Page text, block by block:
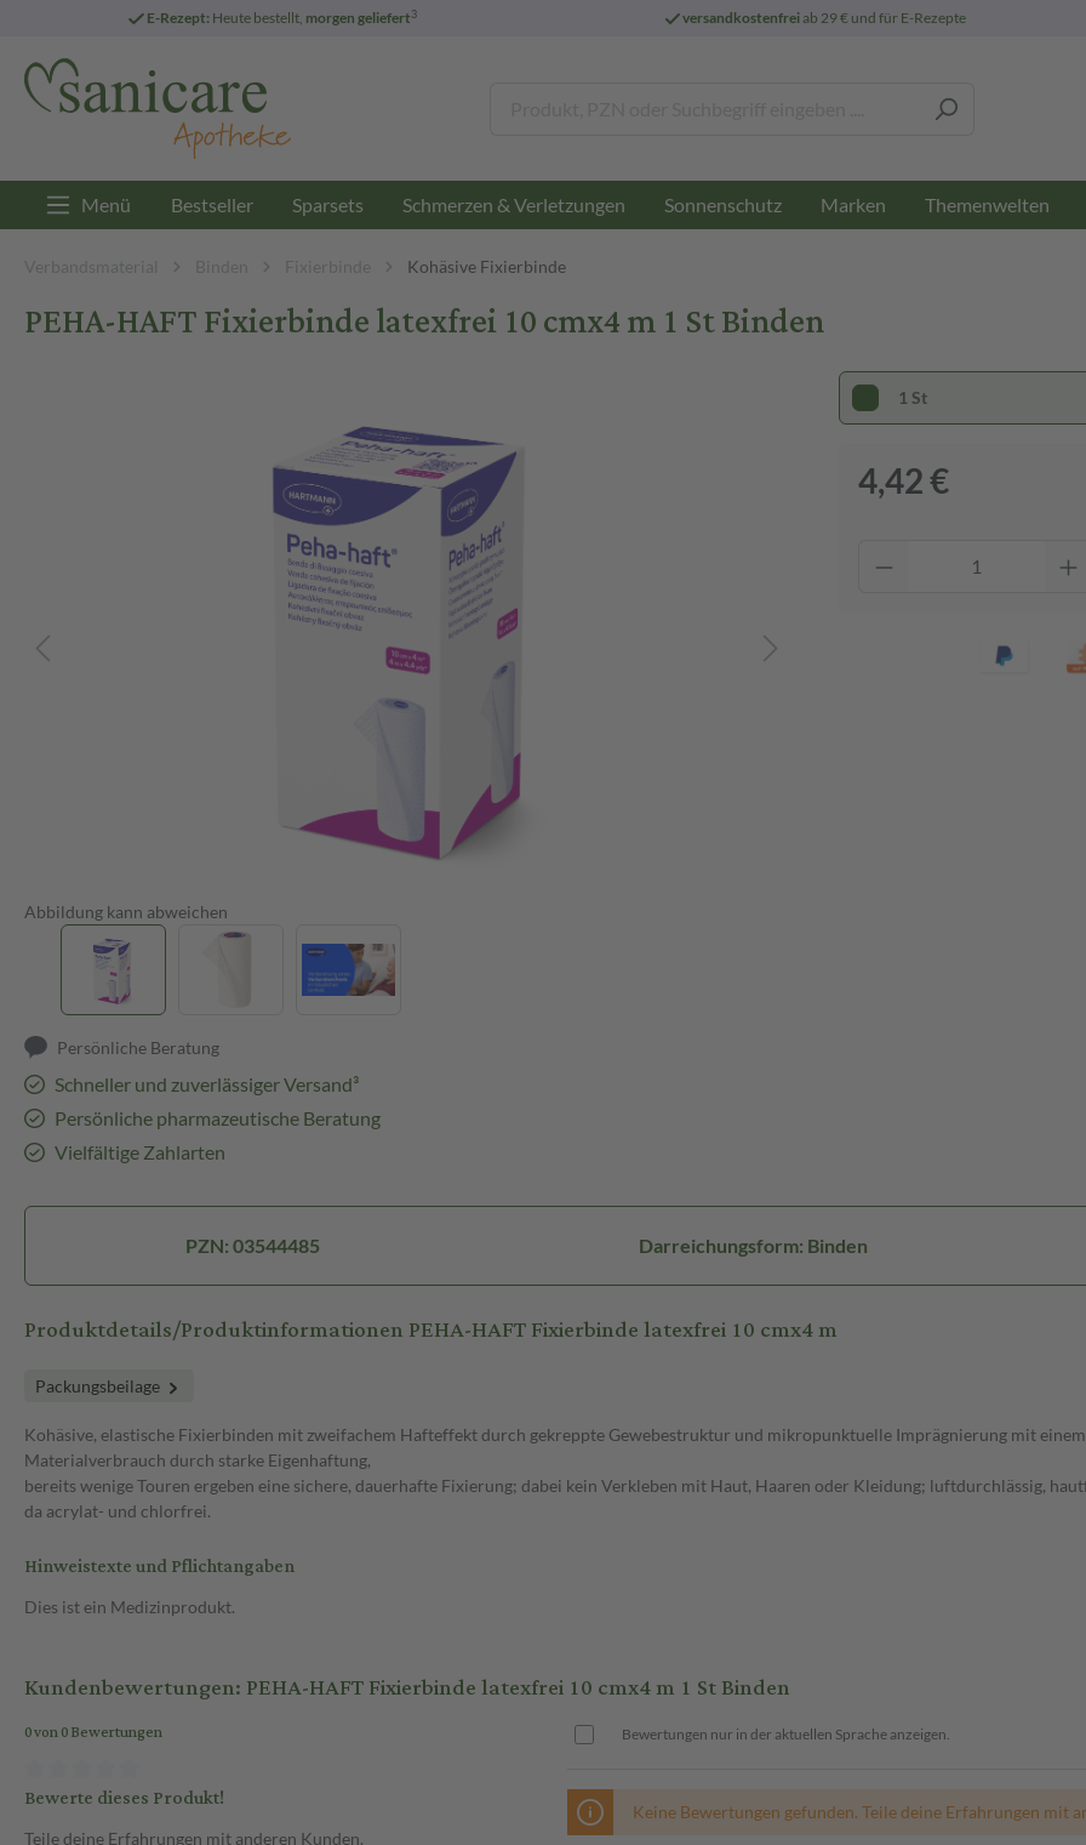
E-Rezept: Heute bestellt, morgen geliefert3 versandkostenfreiab 29 € und für E-Rezepte
Menü Bestseller Sparsets Schmerzen & Verletzungen Sonnenschutz Marken Themenwelten
Verbandsmaterial Binden Fixierbinde Kohäsive Fixierbinde
PEHA-HAFT Fixierbinde latexfrei 10 cmx4 m 1 St Binden
Abbildung kann abweichen
Persönliche Beratung
Schneller und zuverlässiger Versand³
Persönliche pharmazeutische Beratung
Vielfältige Zahlarten
1 St
4,42 €
PZN: 03544485 Darreichungsform: Binden
Produktdetails/Produktinformationen PEHA-HAFT Fixierbinde latexfrei 10 cmx4 m
Packungsbeilage
Kohäsive, elastische Fixierbinden mit zweifachem Hafteffekt durch gekreppte Gewebestruktur und mikropunktuelle Imprägnierung mit
Materialverbrauch durch starke Eigenhaftung,
bereits wenige Touren ergeben eine sichere, dauerhafte Fixierung; dabei kein Verkleben mit Haut, Haaren oder Kleidung; luftdurchlässig,
da acrylat- und chlorfrei.
Hinweistexte und Pflichtangaben
Dies ist ein Medizinprodukt.
Kundenbewertungen: PEHA-HAFT Fixierbinde latexfrei 10 cmx4 m 1 St Binden
0 von 0 Bewertungen
Bewerte dieses Produkt!
Teile deine Erfahrungen mit anderen Kunden.
Bewertungen nur in der aktuellen Sprache anzeigen.
Keine Bewertungen gefunden. Teile deine Erfahrungen mit